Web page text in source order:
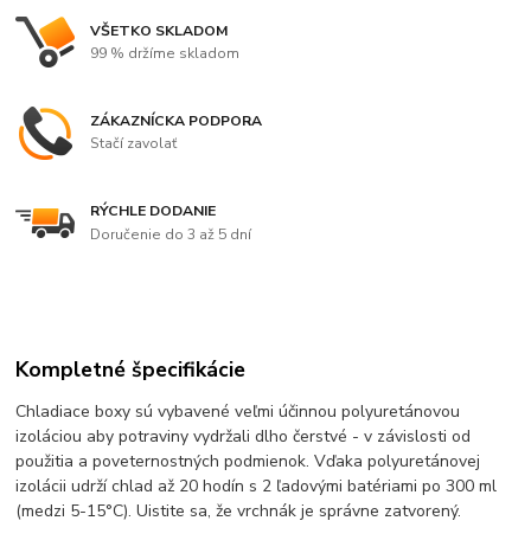
VŠETKO SKLADOM
99 % držíme skladom
ZÁKAZNÍCKA PODPORA
Stačí zavolať
RÝCHLE DODANIE
Doručenie do 3 až 5 dní
Kompletné špecifikácie
Chladiace boxy sú vybavené veľmi účinnou polyuretánovou
izoláciou aby potraviny vydržali dlho čerstvé - v závislosti od
použitia a poveternostných podmienok. Vďaka polyuretánovej
izolácii udrží chlad až 20 hodín s 2 ľadovými batériami po 300 ml
(medzi 5-15°C). Uistite sa, že vrchnák je správne zatvorený.